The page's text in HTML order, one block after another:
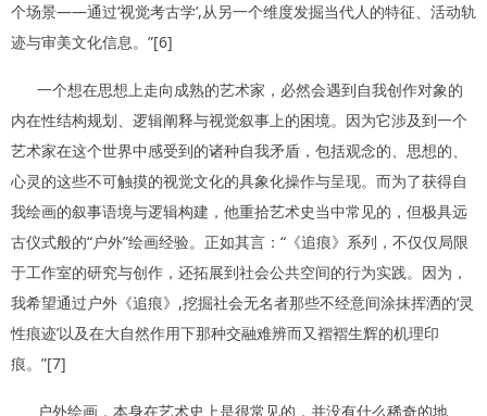
个场景——通过‘视觉考古学’,从另一个维度发掘当代人的特征、活动轨
迹与审美文化信息。”[6]
一个想在思想上走向成熟的艺术家，必然会遇到自我创作对象的
内在性结构规划、逻辑阐释与视觉叙事上的困境。因为它涉及到一个
艺术家在这个世界中感受到的诸种自我矛盾，包括观念的、思想的、
心灵的这些不可触摸的视觉文化的具象化操作与呈现。而为了获得自
我绘画的叙事语境与逻辑构建，他重拾艺术史当中常见的，但极具远
古仪式般的“户外”绘画经验。正如其言：“《追痕》系列，不仅仅局限
于工作室的研究与创作，还拓展到社会公共空间的行为实践。因为，
我希望通过户外《追痕》,挖掘社会无名者那些不经意间涂抹挥洒的‘灵
性痕迹’以及在大自然作用下那种交融难辨而又褶褶生辉的机理印
痕。”[7]
户外绘画，本身在艺术史上是很常见的，并没有什么稀奇的地